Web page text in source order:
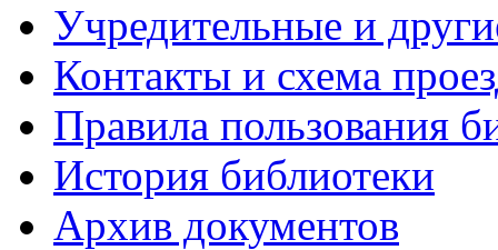
Учредительные и
Контакты и схема
Правила пользования
История библиотеки
Архив документов